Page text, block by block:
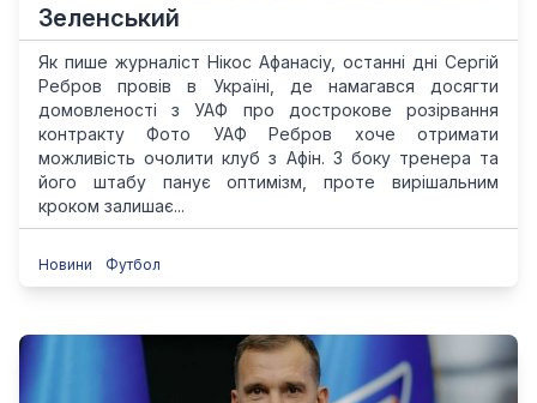
Зеленський
Як пише журналіст Нікос Афанасіу, останні дні Сергій
Ребров провів в Україні, де намагався досягти
домовленості з УАФ про дострокове розірвання
контракту Фото УАФ Ребров хоче отримати
можливість очолити клуб з Афін. З боку тренера та
його штабу панує оптимізм, проте вирішальним
кроком залишає...
Новини Футбол